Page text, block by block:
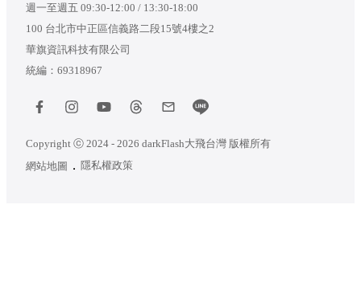
週一至週五 09:30-12:00 / 13:30-18:00
100 台北市中正區信義路二段15號4樓之2
華旗資訊科技有限公司
統編：69318967
Copyright ⓒ 2024 - 2026 darkFlash大飛台灣 版權所有
網站地圖
隱私權政策